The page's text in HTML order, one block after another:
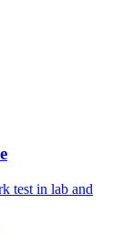
test in lab and